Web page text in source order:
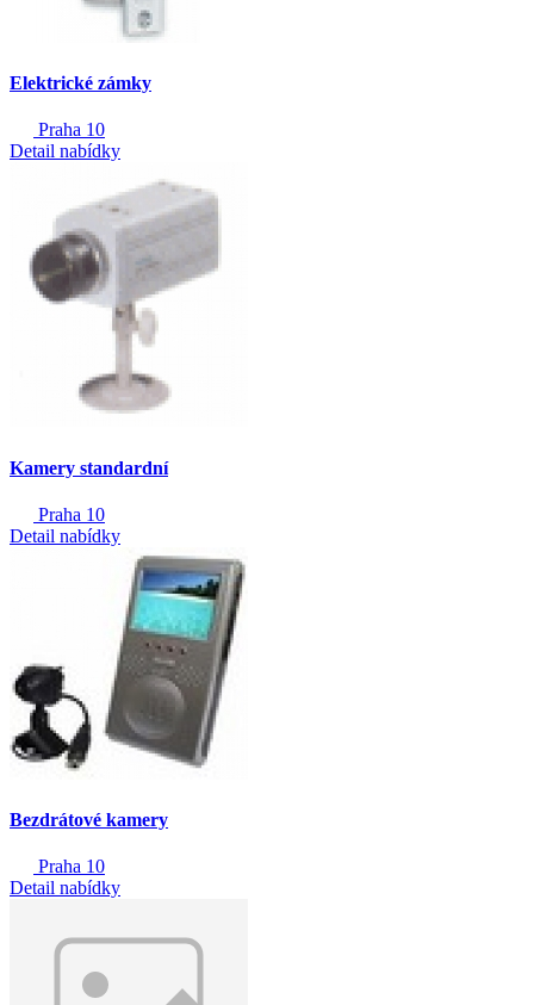
Elektrické zámky
Praha 10
Detail nabídky
Kamery standardní
Praha 10
Detail nabídky
Bezdrátové kamery
Praha 10
Detail nabídky